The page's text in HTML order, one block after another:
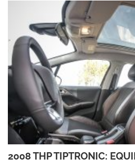
2008 THP TIPTRONIC: